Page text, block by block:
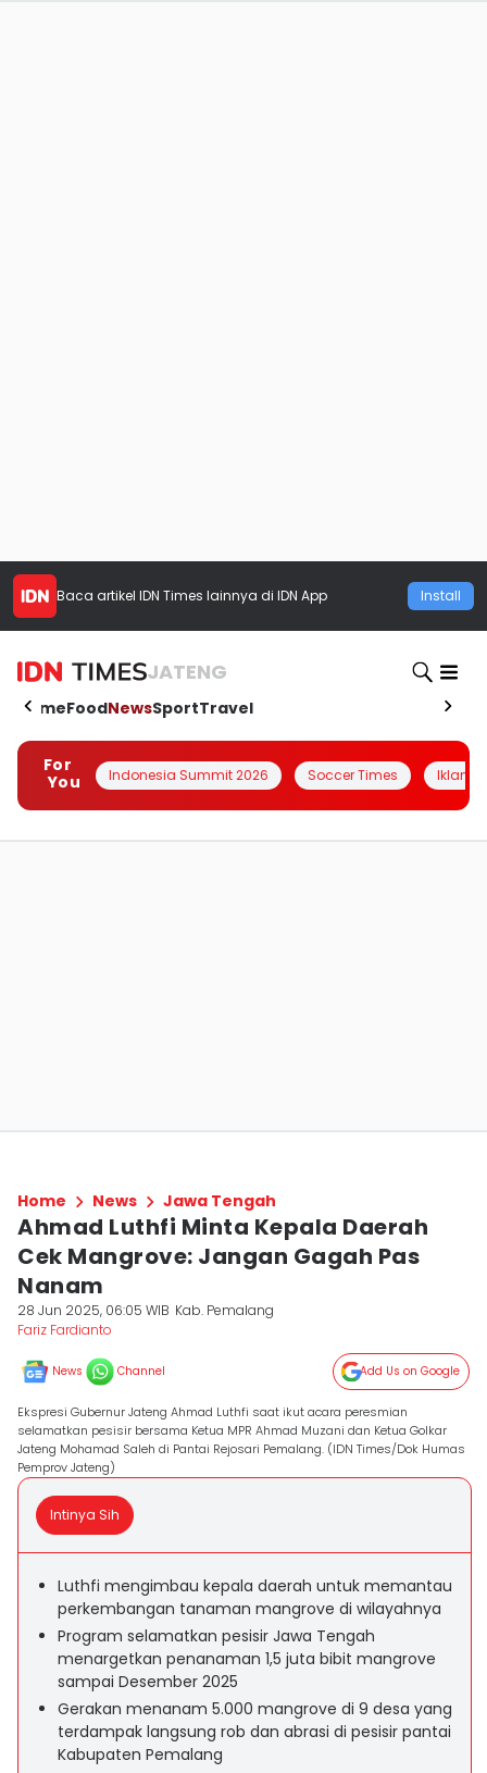
Baca artikel IDN Times lainnya di IDN App Install
JATENG
HomeFoodNewsSportTravel
For
You
Indonesia Summit 2026 Soccer Times Iklanin
Home News Jawa Tengah
Ahmad Luthfi Minta Kepala Daerah
Cek Mangrove: Jangan Gagah Pas
Nanam
28 Jun 2025, 06:05 WIB Kab. Pemalang
Fariz Fardianto
News Channel Add Us on Google
Ekspresi Gubernur Jateng Ahmad Luthfi saat ikut acara peresmian
selamatkan pesisir bersama Ketua MPR Ahmad Muzani dan Ketua Golkar
Jateng Mohamad Saleh di Pantai Rejosari Pemalang. (IDN Times/Dok Humas
Pemprov Jateng)
Intinya Sih
Luthfi mengimbau kepala daerah untuk memantau
perkembangan tanaman mangrove di wilayahnya
Program selamatkan pesisir Jawa Tengah
menargetkan penanaman 1,5 juta bibit mangrove
sampai Desember 2025
Gerakan menanam 5.000 mangrove di 9 desa yang
terdampak langsung rob dan abrasi di pesisir pantai
Kabupaten Pemalang